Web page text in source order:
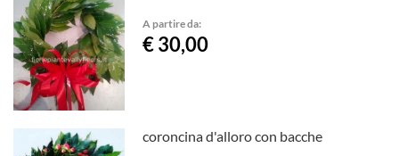
A partire da:
€ 30,00
coroncina d'alloro con bacche